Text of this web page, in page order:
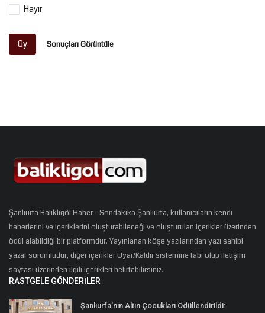
Hayır
Oy Sonuçları Görüntüle
Şanlıurfa Balıklıgöl Haber - Sondakika Şanlıurfa, kullanıcıların kendi
haberlerini ve içeriklerini oluşturabileceği ve oluşturulan içerikler üzerinden
ödül alabildiği bir platformdur. Yayınlanan köşe yazılarından yazı sahibi
yazar sorumludur, diğer içerikler Uyar/Kaldır sistemine tabi olup iletişim
sayfası üzerinden ilgili içerikleri belirtebilirsiniz.
RASTGELE GÖNDERILER
Şanlıurfa’nın Altın Çocukları Ödüllendirildi: